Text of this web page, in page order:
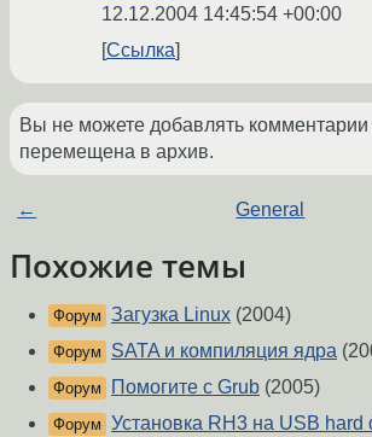
12.12.2004 14:45:54 +00:00
Ссылка
Вы не можете добавлять комментарии
перемещена в архив.
← General
Похожие темы
Форум Загузка Linux (2004)
Форум SATA и компиляция ядра
Форум Помогите с Grub (2005)
Форум Установка RH3 на USB hard